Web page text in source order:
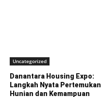
Uncategorized
Danantara Housing Expo:
Langkah Nyata Pertemukan
Hunian dan Kemampuan